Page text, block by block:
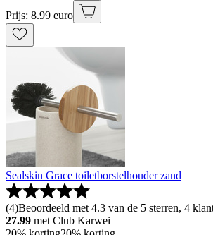
Prijs: 8.99 euro
Sealskin Grace toiletborstelhouder zand
(4)Beoordeeld met 4.3 van de 5 sterren, 4
27.99 met Club Karwei